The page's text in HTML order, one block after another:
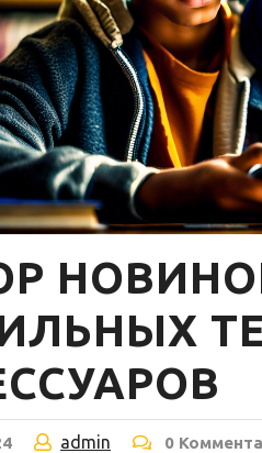
admin 0